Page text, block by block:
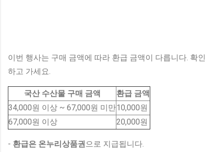
이번 행사는 구매 금액에 따라 환급 금액이 다릅니다. 확인
하고 가세요.
국산 수산물 구매 금액
환급 금액
34,000원 이상 ~ 67,000원 미만10,000원
67,000원 이상
20,000원
- 환급은 온누리상품권으로 지급됩니다.